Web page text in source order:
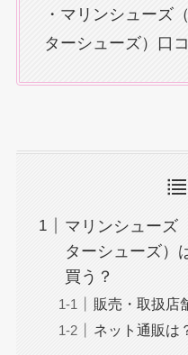
・マリンシューズ
ターシューズ）口
マリンシューズ
ターシューズ）
買う？
販売・取扱店
ネット通販は